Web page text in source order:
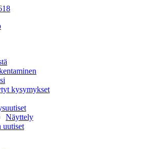
kysymykset
Näyttely
uutiset